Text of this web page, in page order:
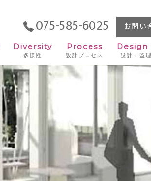
075-585-6025 お問い
Diversity
多様性
住宅
ビル
店舗
オフィス
施設
Process
設計プロセス
Design
設計・監